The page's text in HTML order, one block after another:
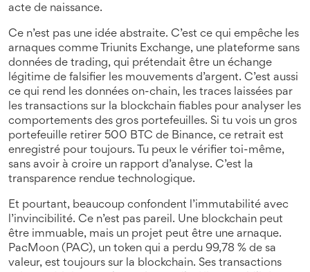
acte de naissance.
Ce n’est pas une idée abstraite. C’est ce qui empêche les
arnaques comme Triunits Exchange, une plateforme sans
données de trading, qui prétendait être un échange
légitime de falsifier les mouvements d’argent. C’est aussi
ce qui rend les données on-chain, les traces laissées par
les transactions sur la blockchain fiables pour analyser les
comportements des gros portefeuilles. Si tu vois un gros
portefeuille retirer 500 BTC de Binance, ce retrait est
enregistré pour toujours. Tu peux le vérifier toi-même,
sans avoir à croire un rapport d’analyse. C’est la
transparence rendue technologique.
Et pourtant, beaucoup confondent l’immutabilité avec
l’invincibilité. Ce n’est pas pareil. Une blockchain peut
être immuable, mais un projet peut être une arnaque.
PacMoon (PAC), un token qui a perdu 99,78 % de sa
valeur, est toujours sur la blockchain. Ses transactions